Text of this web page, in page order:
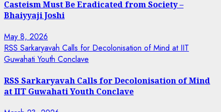
Casteism Must Be Eradicated from Society –
Bhaiyyaji Joshi
May 8, 2026
RSS Sarkaryavah Calls for Decolonisation of Mind at IIT
Guwahati Youth Conclave
RSS Sarkaryavah Calls for Decolonisation of Mind
at IIT Guwahati Youth Conclave